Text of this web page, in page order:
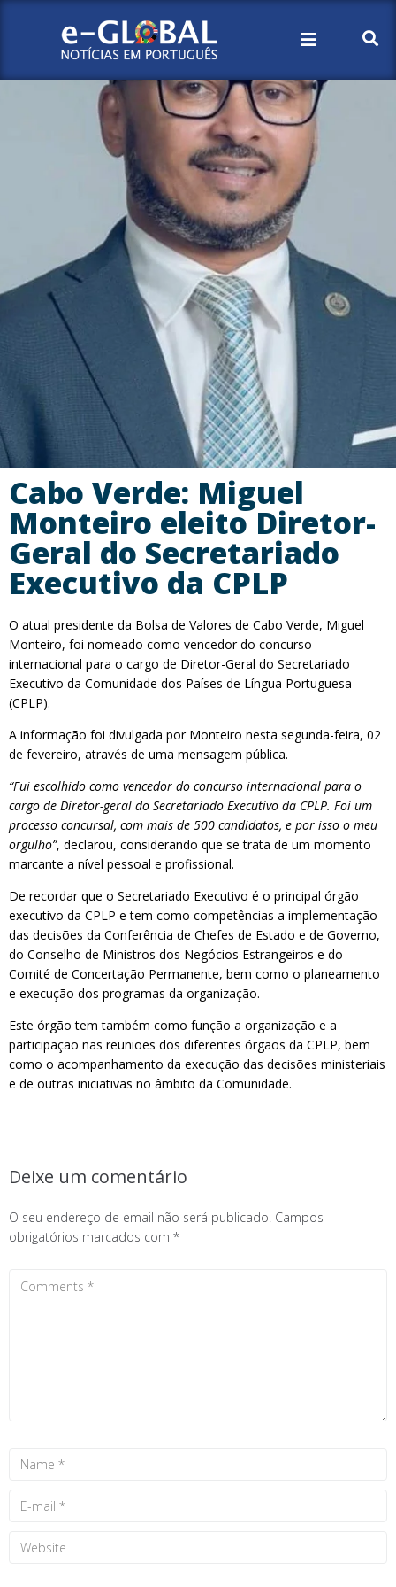
Cabo Verde: Miguel
Monteiro eleito Diretor-
Geral do Secretariado
Executivo da CPLP
O atual presidente da Bolsa de Valores de Cabo Verde, Miguel
Monteiro, foi nomeado como vencedor do concurso
internacional para o cargo de Diretor-Geral do Secretariado
Executivo da Comunidade dos Países de Língua Portuguesa
(CPLP).
A informação foi divulgada por Monteiro nesta segunda-feira, 02
de fevereiro, através de uma mensagem pública.
“Fui escolhido como vencedor do concurso internacional para o
cargo de Diretor-geral do Secretariado Executivo da CPLP. Foi um
processo concursal, com mais de 500 candidatos, e por isso o meu
orgulho”, declarou, considerando que se trata de um momento
marcante a nível pessoal e profissional.
De recordar que o Secretariado Executivo é o principal órgão
executivo da CPLP e tem como competências a implementação
das decisões da Conferência de Chefes de Estado e de Governo,
do Conselho de Ministros dos Negócios Estrangeiros e do
Comité de Concertação Permanente, bem como o planeamento
e execução dos programas da organização.
Este órgão tem também como função a organização e a
participação nas reuniões dos diferentes órgãos da CPLP, bem
como o acompanhamento da execução das decisões ministeriais
e de outras iniciativas no âmbito da Comunidade.
Deixe um comentário
O seu endereço de email não será publicado. Campos
obrigatórios marcados com *